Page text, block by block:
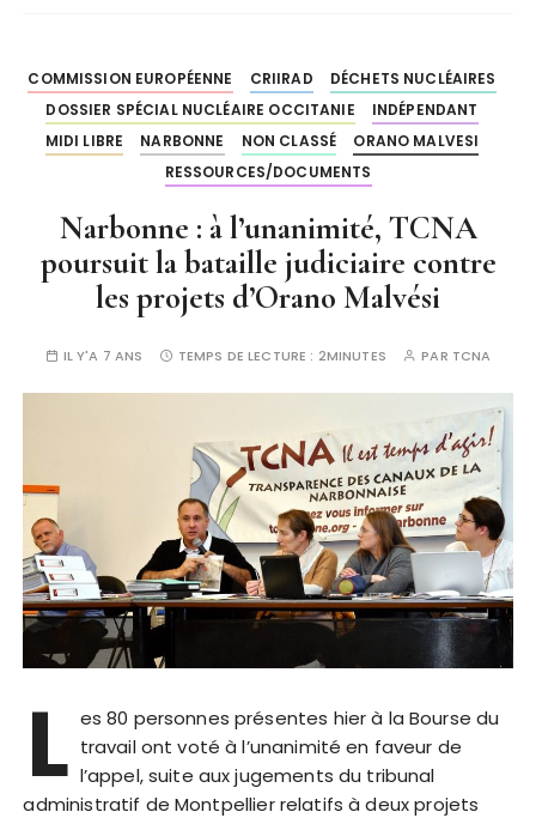
COMMISSION EUROPÉENNE CRIIRAD
DÉCHETS NUCLÉAIRES
DOSSIER SPÉCIAL NUCLÉAIRE OCCITANIE
INDÉPENDANT
MIDI LIBRE
NARBONNE NON CLASSÉ
ORANO MALVESI
RESSOURCES/DOCUMENTS
Narbonne : à l’unanimité, TCNA
poursuit la bataille judiciaire contre
les projets d’Orano Malvési
IL Y'A 7 ANS TEMPS DE LECTURE : 2MINUTES PAR TCNA
L es 80 personnes présentes hier à la Bourse du
travail ont voté à l’unanimité en faveur de
l’appel, suite aux jugements du tribunal
administratif de Montpellier relatifs à deux projets